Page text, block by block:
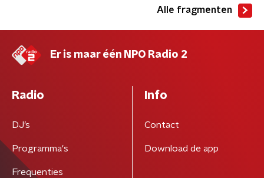
Alle fragmenten
Er is maar één NPO Radio 2
Radio
DJ’s
Programma's
Frequenties
Info
Contact
Download de app